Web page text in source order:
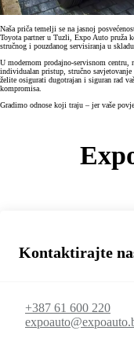
Naša priča temelji se na jasnoj
Toyota partner u Tuzli, Expo Auto pruža
stručnog i pouzdanog servisiranja u
U modernom prodajno-servisnom centru,
individualan pristup, stručno
želite osigurati dugotrajan i siguran rad
kompromisa.
Gradimo odnose koji traju – jer vaše
Kontaktirajte
+387 61 600 220